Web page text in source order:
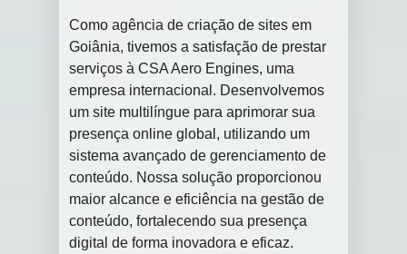
Como agência de criação de sites em
Goiânia, tivemos a satisfação de prestar
serviços à CSA Aero Engines, uma
empresa internacional. Desenvolvemos
um site multilíngue para aprimorar sua
presença online global, utilizando um
sistema avançado de gerenciamento de
conteúdo. Nossa solução proporcionou
maior alcance e eficiência na gestão de
conteúdo, fortalecendo sua presença
digital de forma inovadora e eficaz.